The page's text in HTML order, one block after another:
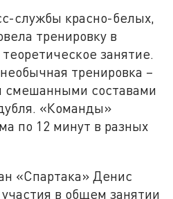
службы красно-белых,
тренировку в
занятие.
тренировка –
смешанными составами
«Команды»
по 12 минут в разных
«Спартака» Денис
в общем занятии